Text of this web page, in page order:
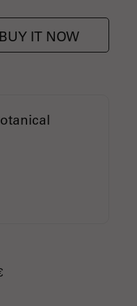
BUY IT NOW